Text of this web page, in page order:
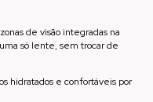
de visão integradas na
só lente, sem trocar de
hidratados e confortáveis por